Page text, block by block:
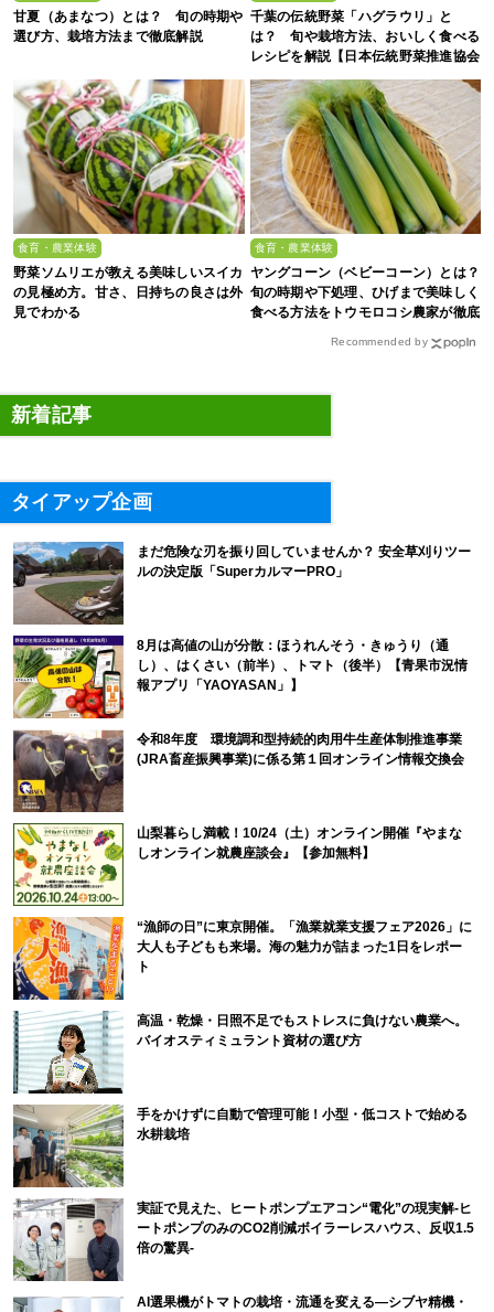
甘夏（あまなつ）とは？ 旬の時期や
選び方、栽培方法まで徹底解説
千葉の伝統野菜「ハグラウリ」と
は？ 旬や栽培方法、おいしく食べる
レシピを解説【日本伝統野菜推進協会
監修】
食育・農業体験
野菜ソムリエが教える美味しいスイカ
の見極め方。甘さ、日持ちの良さは外
見でわかる
食育・農業体験
ヤングコーン（ベビーコーン）とは？
旬の時期や下処理、ひげまで美味しく
食べる方法をトウモロコシ農家が徹底
Recommended by
新着記事
タイアップ企画
まだ危険な刃を振り回していませんか？ 安全草刈りツー
ルの決定版「SuperカルマーPRO」
8月は高値の山が分散：ほうれんそう・きゅうり（通
し）、はくさい（前半）、トマト（後半）【青果市況情
報アプリ「YAOYASAN」】
令和8年度 環境調和型持続的肉用牛生産体制推進事業
(JRA畜産振興事業)に係る第１回オンライン情報交換会
山梨暮らし満載！10/24（土）オンライン開催『やまな
しオンライン就農座談会』【参加無料】
“漁師の日”に東京開催。「漁業就業支援フェア2026」に
大人も子どもも来場。海の魅力が詰まった1日をレポー
ト
高温・乾燥・日照不足でもストレスに負けない農業へ。
バイオスティミュラント資材の選び方
手をかけずに自動で管理可能！小型・低コストで始める
水耕栽培
実証で見えた、ヒートポンプエアコン“電化”の現実解-ヒ
ートポンプのみのCO2削減ボイラーレスハウス、反収1.5
倍の驚異-
AI選果機がトマトの栽培・流通を変える―シブヤ精機・